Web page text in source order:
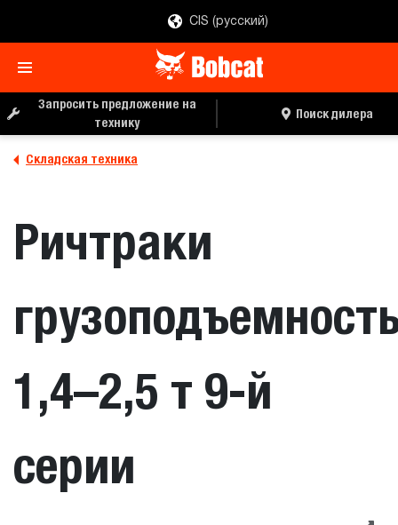
CIS (русский)
Запросить предложение на
технику
Поиск дилера
Складская техника
Ричтраки
1,4–2,5 т 9-й
серии
ПОИСК ДИЛЕРА